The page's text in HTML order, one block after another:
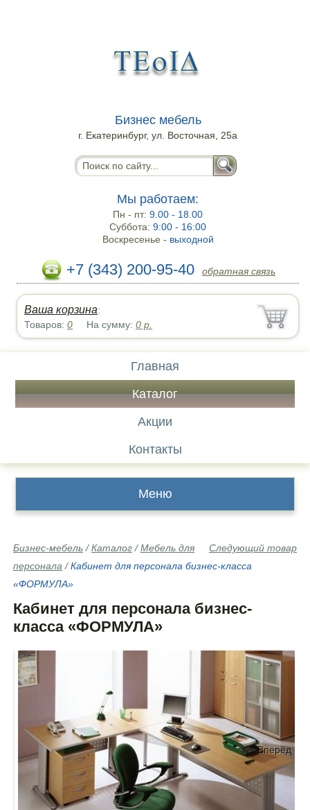
Бизнес мебель
г. Екатеринбург, ул. Восточная, 25а
Мы работаем:
Пн - пт:9.00 - 18.00
Суббота:9:00 - 16:00
Воскресенье - выходной
+7 (343) 200-95-40 обратная связь
Ваша корзина:
Товаров:0 На сумму:0 р.
Главная
Каталог
Акции
Контакты
Меню
Следующий товар
Бизнес-мебель /Каталог /Мебель для
персонала /Кабинет для персонала бизнес-класса
«ФОРМУЛА»
Кабинет для персонала бизнес-
класса «ФОРМУЛА»
Вперёд